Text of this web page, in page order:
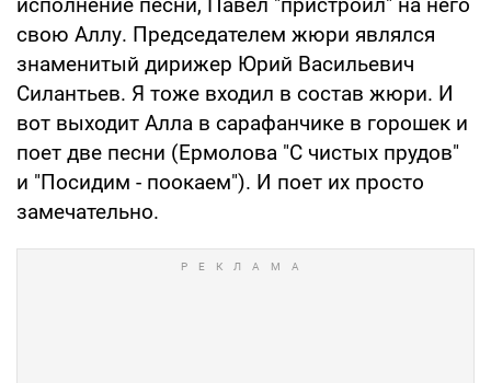
свою Аллу. Председателем жюри являлся
знаменитый дирижер Юрий Васильевич
Силантьев. Я тоже входил в состав жюри. И
вот выходит Алла в сарафанчике в горошек и
поет две песни (Ермолова "С чистых прудов"
и "Посидим - поокаем"). И поет их просто
замечательно.